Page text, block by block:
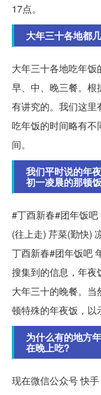
17点。
大年三十各地都
大年三十各地吃年
早、中、晚三餐。根
有讲究的。我们这里
吃年饭的时间略有不
间。
我们平时说的年
初一凌晨的那顿
#丁酉新春#团年饭
(往上走) 芹菜(勤快)
丁酉新春#团年饭吧
搜集到的信息，年夜
大年三十的晚餐。
顿特殊的年夜饭，以
为什么有的地方
在晚上吃?
现在微信公众号 快